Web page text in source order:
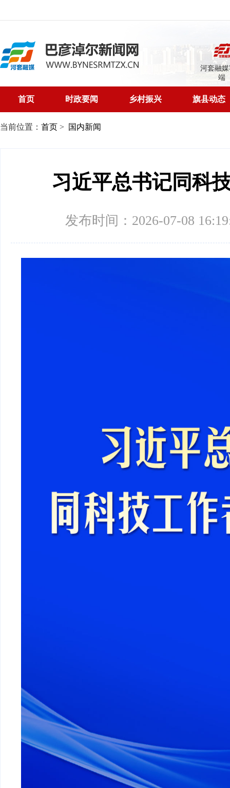
河套融
端
首页 时政要闻 乡村振兴 旗县动态
当前位置： 首页 > 国内新闻
习近平总书记同科
发布时间：2026-07-08